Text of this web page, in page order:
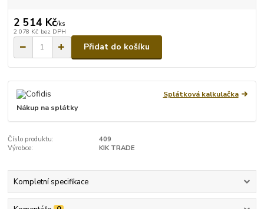
2 514 Kč/ks
2 078 Kč bez DPH
Přidat do košíku
Splátková kalkulačka
Nákup na splátky
Číslo produktu:
409
Výrobce:
KIK TRADE
Kompletní specifikace